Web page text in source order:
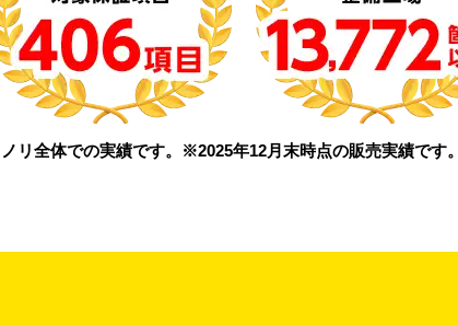
リ全体での実績です。※2025年12月末時点の販売実績です。